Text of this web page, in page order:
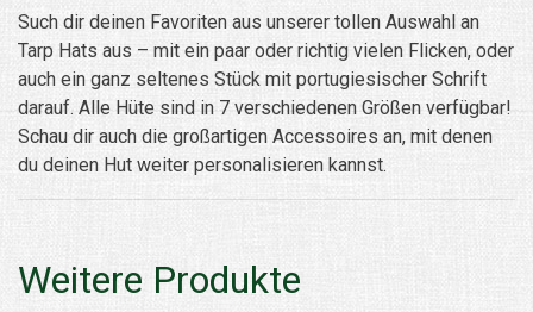
Such dir deinen Favoriten aus unserer tollen Auswahl an
Tarp Hats aus – mit ein paar oder richtig vielen Flicken, oder
auch ein ganz seltenes Stück mit portugiesischer Schrift
darauf. Alle Hüte sind in 7 verschiedenen Größen verfügbar!
Schau dir auch die großartigen Accessoires an, mit denen
du deinen Hut weiter personalisieren kannst.
Weitere Produkte